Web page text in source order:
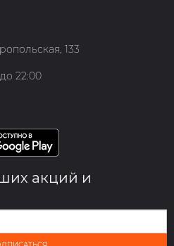
133
22:00
акций и